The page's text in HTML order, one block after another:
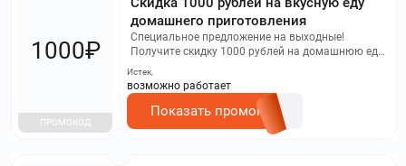
домашнего приготовления
Специальное предложение на выходные!
Получите скидку 1000 рублей на домашнюю еду
при оформлении заказа до конца выходных!
Воспользуйтесь промокодом
PRIEM_WEEKEND_SALE. Действует до 27.07.26.
Скидка не распространяется при оплате
картами ТБанка и только для линеек питания
Приём 2, Приём 3, Приём 4, Приём 5.
1000₽
ПРОМОКОД
Истек,
возможно работает
Показать промокод